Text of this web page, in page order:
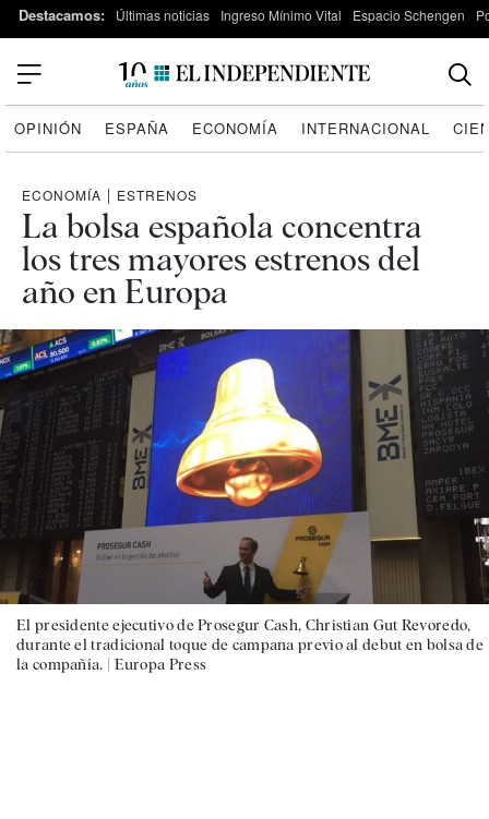
Destacamos: Últimas noticias Ingreso Mínimo Vital Espacio Schengen
OPINIÓN ESPAÑA ECONOMÍA INTERNACIONAL
ECONOMÍA | ESTRENOS
La bolsa española concentra
los tres mayores estrenos del
año en Europa
El presidente ejecutivo de Prosegur Cash, Christian Gut Revoredo,
durante el tradicional toque de campana previo al debut en bolsa de
la compañía. | Europa Press